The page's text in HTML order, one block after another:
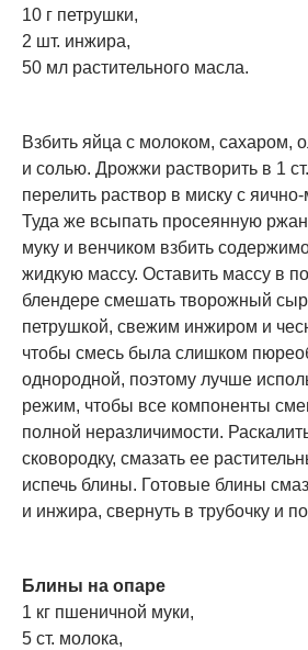
10 г петрушки,
2 шт. инжира,
50 мл растительного масла.
Взбить яйца с молоком, сахаром,
и солью. Дрожжи растворить в 1
перелить раствор в миску с
Туда же всыпать просеянную
муку и венчиком взбить
жидкую массу. Оставить массу в
блендере смешать творожный
петрушкой, свежим инжиром и
чтобы смесь была слишком
однородной, поэтому лучше
режим, чтобы все компоненты
полной неразличимости.
сковородку, смазать ее
испечь блины. Готовые блины
и инжира, свернуть в трубочку и
Блины на опаре
1 кг пшеничной муки,
5 ст. молока,